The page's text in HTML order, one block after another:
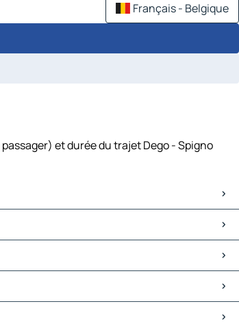
Français - Belgique
et durée du trajet Dego - Spigno